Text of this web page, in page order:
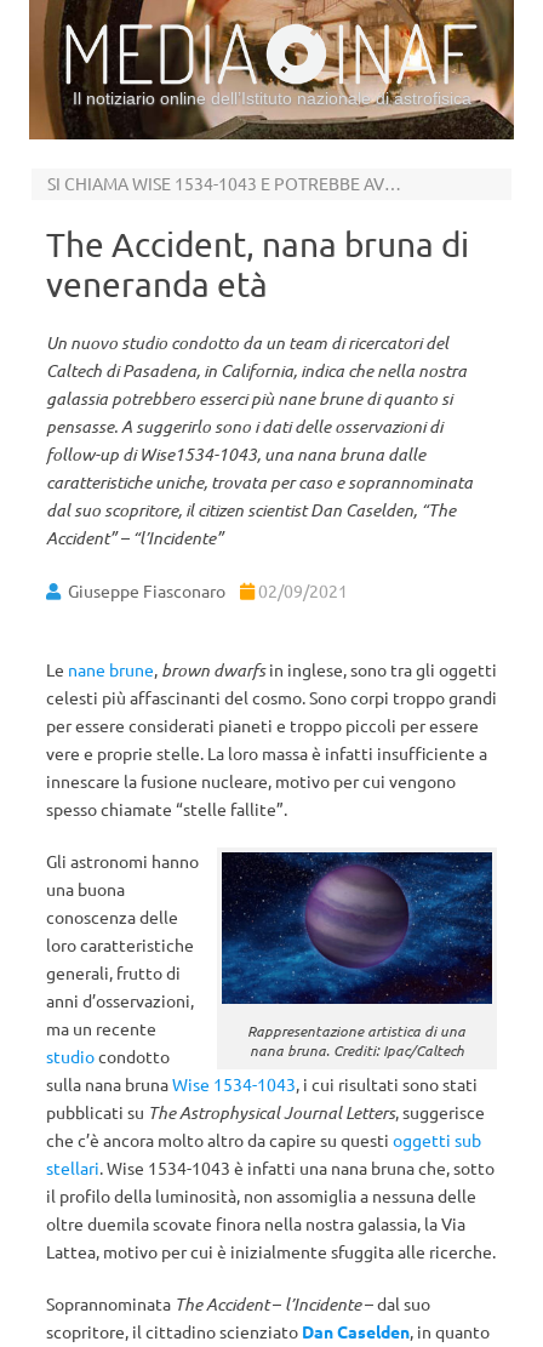
Il notiziario online dell’Istituto nazionale di astrofisica
SI CHIAMA WISE 1534-1043 E POTREBBE AVERE QUASI 13 MILIARDI DI ANNI
The Accident, nana bruna di
veneranda età
Un nuovo studio condotto da un team di ricercatori del
Caltech di Pasadena, in California, indica che nella nostra
galassia potrebbero esserci più nane brune di quanto si
pensasse. A suggerirlo sono i dati delle osservazioni di
follow-up di Wise1534-1043, una nana bruna dalle
caratteristiche uniche, trovata per caso e soprannominata
dal suo scopritore, il citizen scientist Dan Caselden, “The
Accident” – “l’Incidente”
Giuseppe Fiasconaro 02/09/2021
Le nane brune, brown dwarfsin inglese, sono tra gli oggetti
celesti più affascinanti del cosmo. Sono corpi troppo grandi
per essere considerati pianeti e troppo piccoli per essere
vere e proprie stelle. La loro massa è infatti insufficiente a
innescare la fusione nucleare, motivo per cui vengono
spesso chiamate “stelle fallite”.
Rappresentazione artistica di una
nana bruna. Crediti: Ipac/Caltech
Gli astronomi hanno
una buona
conoscenza delle
loro caratteristiche
generali, frutto di
anni d’osservazioni,
ma un recente
studiocondotto
sulla nana brunaWise 1534-1043, i cui risultati sono stati
pubblicati su The Astrophysical Journal Letters, suggerisce
che c’è ancora molto altro da capire su questi oggetti sub
stellari. Wise 1534-1043 è infatti una nana bruna che, sotto
il profilo della luminosità, non assomiglia a nessuna delle
oltre duemila scovate finora nella nostra galassia, la Via
Lattea, motivo per cui è inizialmente sfuggita alle ricerche.
Soprannominata The Accident– l’Incidente– dal suo
scopritore, il cittadino scienziato Dan Caselden, in quanto